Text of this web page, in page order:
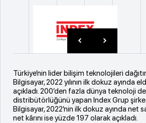
Türkiye’nin lider bilişim teknolojileri
Bilgisayar, 2022 yılının ilk dokuz ayında
açıkladı. 200’den fazla dünya teknoloji
distribütörlüğünü yapan Index Grup
Bilgisayar, 2022’nin ilk dokuz ayında net
net kârını ise yüzde 197 olarak açıkladı.